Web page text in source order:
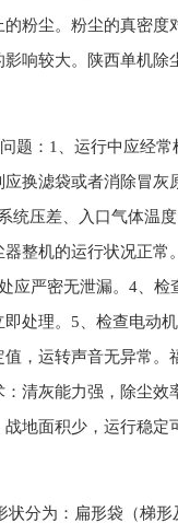
粉尘。粉尘的真密度
响较大。陕西单机除
题：1、运行中应经常
换滤袋或者消除冒灰
统压差、入口气体温
整机的运行状况正常
应严密无泄漏。4、检
处理。5、检查电动
，运转声音无异常。
清灰能力强，除尘效
地面积少，运行稳定
状分为：扁形袋（梯形